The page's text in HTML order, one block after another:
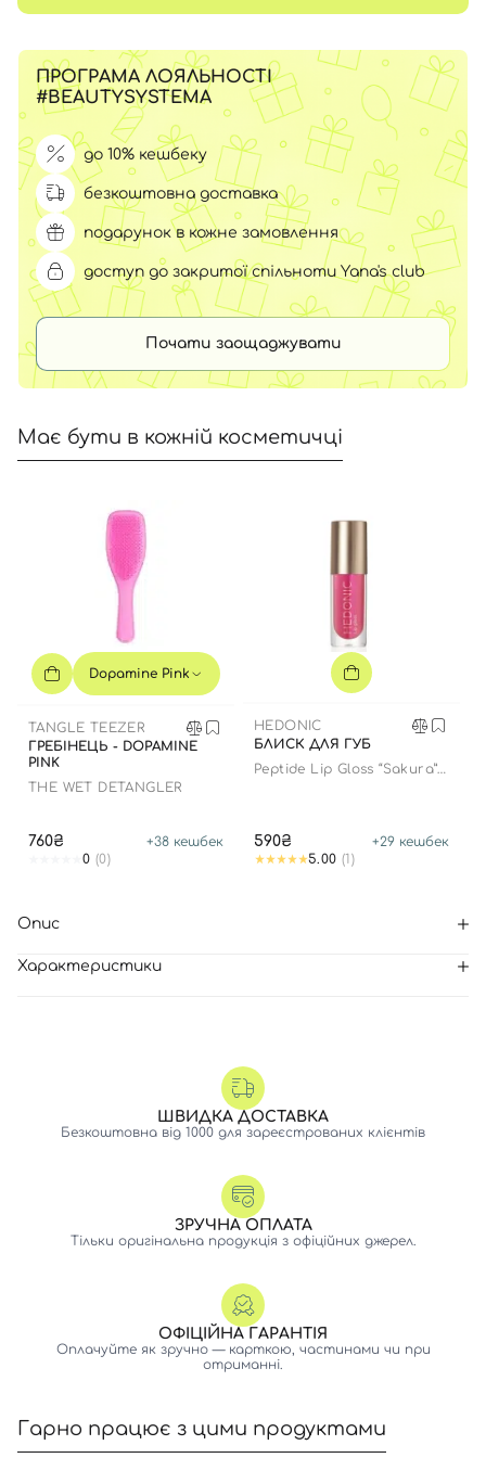
ПРОГРАМА ЛОЯЛЬНОСТІ
#BEAUTYSYSTEMA
до 10% кешбеку
безкоштовна доставка
подарунок в кожне замовлення
доступ до закритої спільноти Yana's club
Почати заощаджувати
Має бути в кожній косметичці
Dopamine Pink
TANGLE TEEZER
ГРЕБІНЕЦЬ - DOPAMINE
PINK
THE WET DETANGLER
760₴ +38 кешбек
0 (0)
HEDONIC
БЛИСК ДЛЯ ГУБ
Peptide Lip Gloss “Sakura”
590₴ +29 кешбек
5.00 (1)
Опис
Характеристики
ШВИДКА ДОСТАВКА
Безкоштовна від 1000 для зареєстрованих клієнтів
ЗРУЧНА ОПЛАТА
Тільки оригінальна продукція з офіційних джерел.
ОФІЦІЙНА ГАРАНТІЯ
Оплачуйте як зручно — карткою, частинами чи при
отриманні.
Гарно працює з цими продуктами